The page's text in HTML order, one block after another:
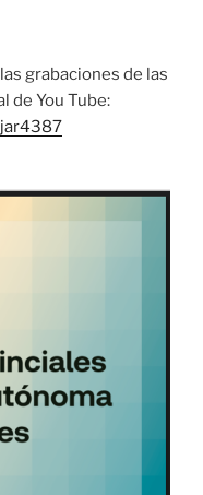
grabaciones de las
de You Tube: